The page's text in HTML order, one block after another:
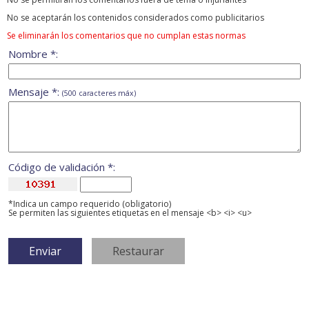
No se aceptarán los contenidos considerados como publicitarios
Se eliminarán los comentarios que no cumplan estas normas
Nombre *:
Mensaje *: (500 caracteres máx)
Código de validación *:
*Indica un campo requerido (obligatorio)
Se permiten las siguientes etiquetas en el mensaje <b> <i> <u>